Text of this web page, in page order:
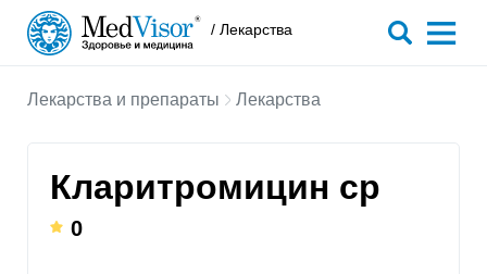
/ Лекарства
Лекарства и препараты Лекарства
Кларитромицин ср
0